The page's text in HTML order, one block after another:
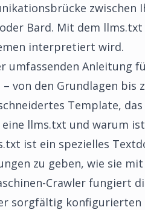
zwischen
Bard. Mit dem
interpretiert wird.
umfassenden Anleitung
von den Grundlagen bis
Template,
eine llms.txt und warum
ist ein spezielles
zu geben, wie sie
Crawler fungiert
sorgfältig konfigurierten